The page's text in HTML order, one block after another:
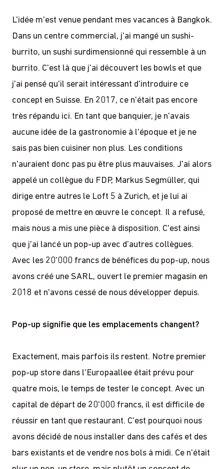
L'idée m'est venue pendant mes vacances à Bangkok.
Dans un centre commercial, j'ai mangé un sushi-
burrito, un sushi surdimensionné qui ressemble à un
burrito. C'est là que j'ai découvert les bowls et que
j'ai pensé qu'il serait intéressant d'introduire ce
concept en Suisse. En 2017, ce n'était pas encore
très répandu ici. En tant que banquier, je n'avais
aucune idée de la gastronomie à l'époque et je ne
sais pas bien cuisiner non plus. Les conditions
n'auraient donc pas pu être plus mauvaises. J'ai alors
appelé un collègue du FDP, Markus Segmüller, qui
dirige entre autres le Loft 5 à Zurich, et je lui ai
proposé de mettre en œuvre le concept. Il a refusé,
mais nous a mis une pièce à disposition. C'est ainsi
que j'ai lancé un pop-up avec d'autres collègues.
Avec les 20'000 francs de bénéfices du pop-up, nous
avons créé une SARL, ouvert le premier magasin en
2018 et n'avons cessé de nous développer depuis.
Pop-up signifie que les emplacements changent?
Exactement, mais parfois ils restent. Notre premier
pop-up store dans l'Europaallee était prévu pour
quatre mois, le temps de tester le concept. Avec un
capital de départ de 20'000 francs, il est difficile de
réussir en tant que restaurant. C'est pourquoi nous
avons décidé de nous installer dans des cafés et des
bars existants et de vendre nos bols à midi. Ce n'était